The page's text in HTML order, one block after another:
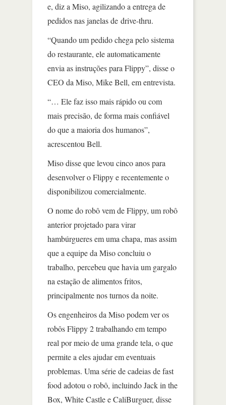
e, diz a Miso, agilizando a entrega de
pedidos nas janelas de drive-thru.
“Quando um pedido chega pelo sistema
do restaurante, ele automaticamente
envia as instruções para Flippy”, disse o
CEO da Miso, Mike Bell, em entrevista.
“… Ele faz isso mais rápido ou com
mais precisão, de forma mais confiável
do que a maioria dos humanos”,
acrescentou Bell.
Miso disse que levou cinco anos para
desenvolver o Flippy e recentemente o
disponibilizou comercialmente.
O nome do robô vem de Flippy, um robô
anterior projetado para virar
hambúrgueres em uma chapa, mas assim
que a equipe da Miso concluiu o
trabalho, percebeu que havia um gargalo
na estação de alimentos fritos,
principalmente nos turnos da noite.
Os engenheiros da Miso podem ver os
robôs Flippy 2 trabalhando em tempo
real por meio de uma grande tela, o que
permite a eles ajudar em eventuais
problemas. Uma série de cadeias de fast
food adotou o robô, incluindo Jack in the
Box, White Castle e CaliBurguer, disse